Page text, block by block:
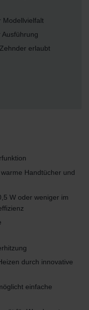
Modellvielfalt
erlaubt
Handtücher und
W oder weniger im
durch innovative
einfache